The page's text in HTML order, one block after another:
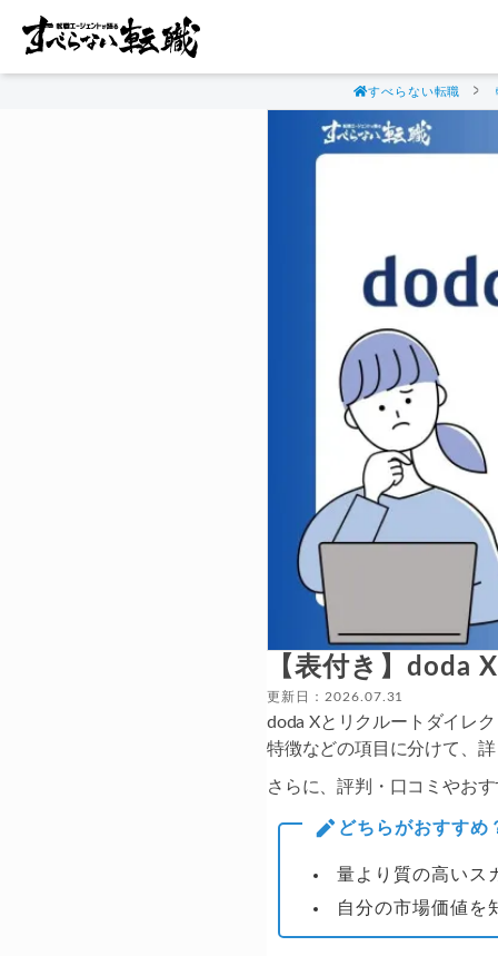
すべらない転職
【表付き】doda
更新日：2026.07.31
doda Xとリクルートダイレ
特徴などの項目に分けて、
さらに、評判・口コミやお
どちらがおすすめ
量より質の高いス
自分の市場価値を